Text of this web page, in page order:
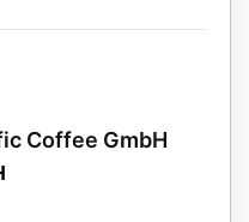
Coffee GmbH